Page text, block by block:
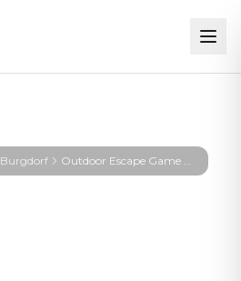
Burgdorf Outdoor Escape Game Burgdorf – KIRA – Signal aus der Tiefe